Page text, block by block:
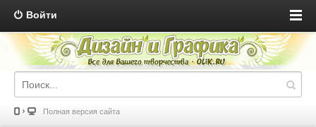
Войти
Полная версия сайта